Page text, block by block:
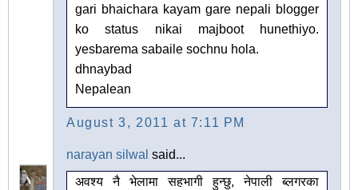
gari bhaichara kayam gare nepali blogger
ko status nikai majboot hunethiyo.
yesbarema sabaile sochnu hola.
dhnaybad
Nepalean
August 3, 2011 at 7:11 PM
narayan silwal said...
अवश्य नै भेलामा सहभागी हुन्छु, नेपाली ब्लगरका